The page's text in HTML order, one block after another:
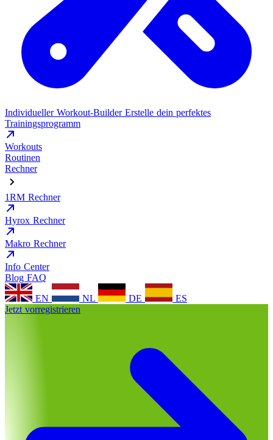
Individueller Workout-Builder Erstelle dein perfektes
Trainingsprogramm
Workouts
Routinen
Rechner
1RM Rechner
Hyrox Rechner
Makro Rechner
Info Center
Blog FAQ
EN
NL DE
ES
Jetzt vorregistrieren